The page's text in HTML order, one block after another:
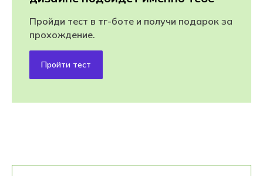
Пройди тест в тг-боте и получи подарок за
прохождение.
Пройти тест